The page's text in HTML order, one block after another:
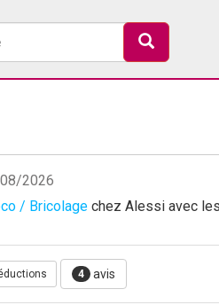
2026
/ Bricolage chez Alessi avec
4 avis